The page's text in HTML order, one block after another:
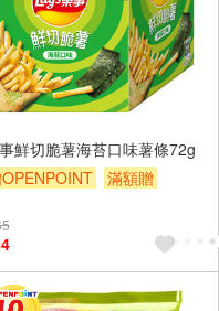
鮮切脆薯海苔口味薯條72g
滿額贈